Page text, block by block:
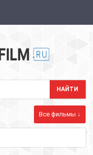
Все фильмы ↓